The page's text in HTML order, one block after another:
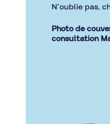
N’oublie pas,
Photo de
consultation